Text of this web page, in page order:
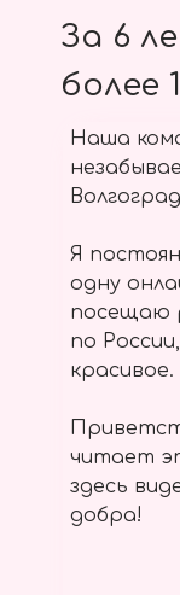
За 6
более
Наша
Я
одну
посещаю
по
красивое.
читает
здесь
добра!